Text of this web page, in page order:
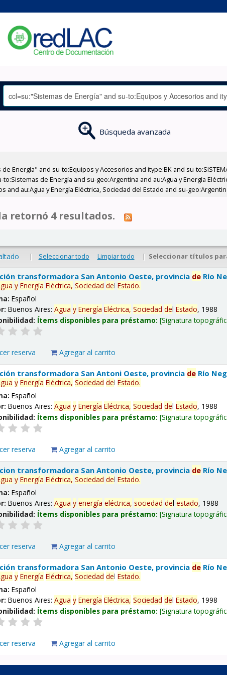
Búsqueda avanzada
Energía" and su-to:Equipos y Accesorios and itype:BK and su-
de Energía and su-geo:Argentina and au:Agua y Energía
au:Agua y Energía Eléctrica, Sociedad del Estado and su-
retornó 4 resultados.
| Seleccionar todo Limpiar todo | Seleccionar títulos
transformadora San Antonio Oeste, provincia de Río
y Energía Eléctrica, Sociedad delEstado.
Español
Buenos Aires:Agua y Energía Eléctrica, Sociedad delEstado, 1988
Ítems disponibles para préstamo: Signatura
reserva Agregar al carrito
transformadora San Antoni Oeste, provincia de Río
y Energía Eléctrica, Sociedad delEstado.
Español
Buenos Aires:Agua y Energía Eléctrica, Sociedad delEstado, 1988
Ítems disponibles para préstamo: Signatura
reserva Agregar al carrito
transformadora San Antonio Oeste, provincia de Río
y Energía Eléctrica, Sociedad delEstado.
Español
Buenos Aires:Agua y energía eléctrica, sociedad delestado, 1988
Ítems disponibles para préstamo: Signatura
reserva Agregar al carrito
transformadora San Antonio Oeste, provincia de Río
y Energía Eléctrica, Sociedad delEstado.
Español
Buenos Aires:Agua y Energía Eléctrica, Sociedad delEstado, 1998
Ítems disponibles para préstamo: Signatura
reserva Agregar al carrito